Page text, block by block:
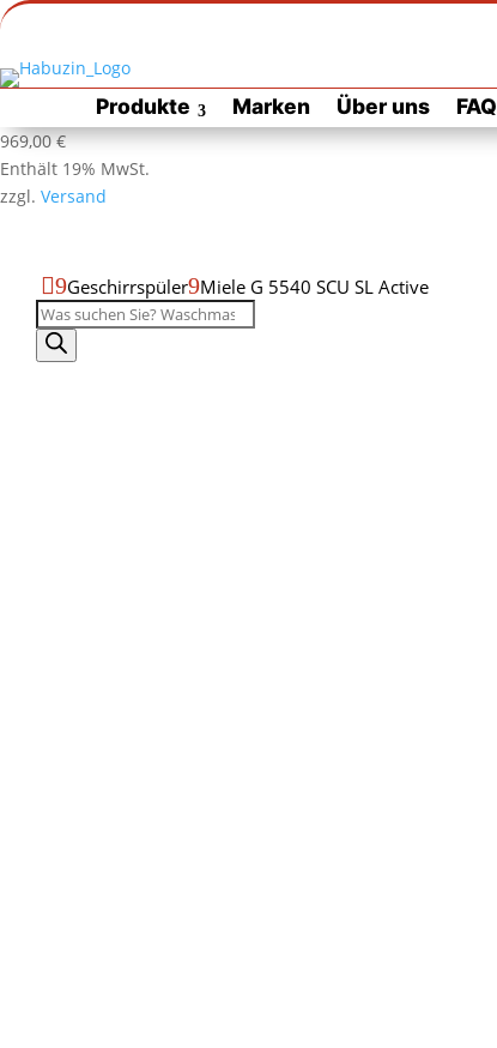
Zur Habuzin Startseite
Zur
Habuzin
Startseite
Produkte Marken Über uns FAQ
Produktdatenblatt
als
PDF
Produktseite
drucken
969,00€
Enthält 19% MwSt.
zzgl. Versand
9Geschirrspüler9Miele G 5540 SCU SL Active
Produktsuche